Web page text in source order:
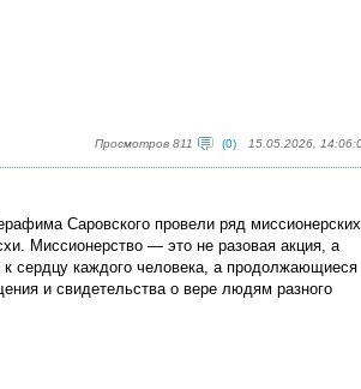
Просмотров 811 (0) 15.05.2026,
Саровского провели ряд миссионерских
Миссионерство — это не разовая акция, а
сердцу каждого человека, а продолжающиеся
и свидетельства о вере людям разного